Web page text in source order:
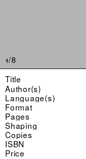
1/8
Title
Author(s)
Language(s)
Format
Pages
Shaping
Copies
ISBN
Price